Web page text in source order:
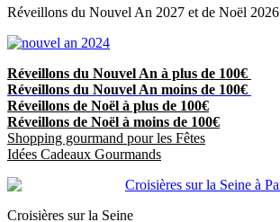
Réveillons du Nouvel An 2027 et de Noël 2026
Réveillons du Nouvel An à plus de 100€
Réveillons du Nouvel An moins de 100€
Réveillons de Noël à plus de 100€
Réveillons de Noël à moins de 100€
Shopping gourmand pour les Fêtes
Idées Cadeaux Gourmands
Croisières sur la Seine